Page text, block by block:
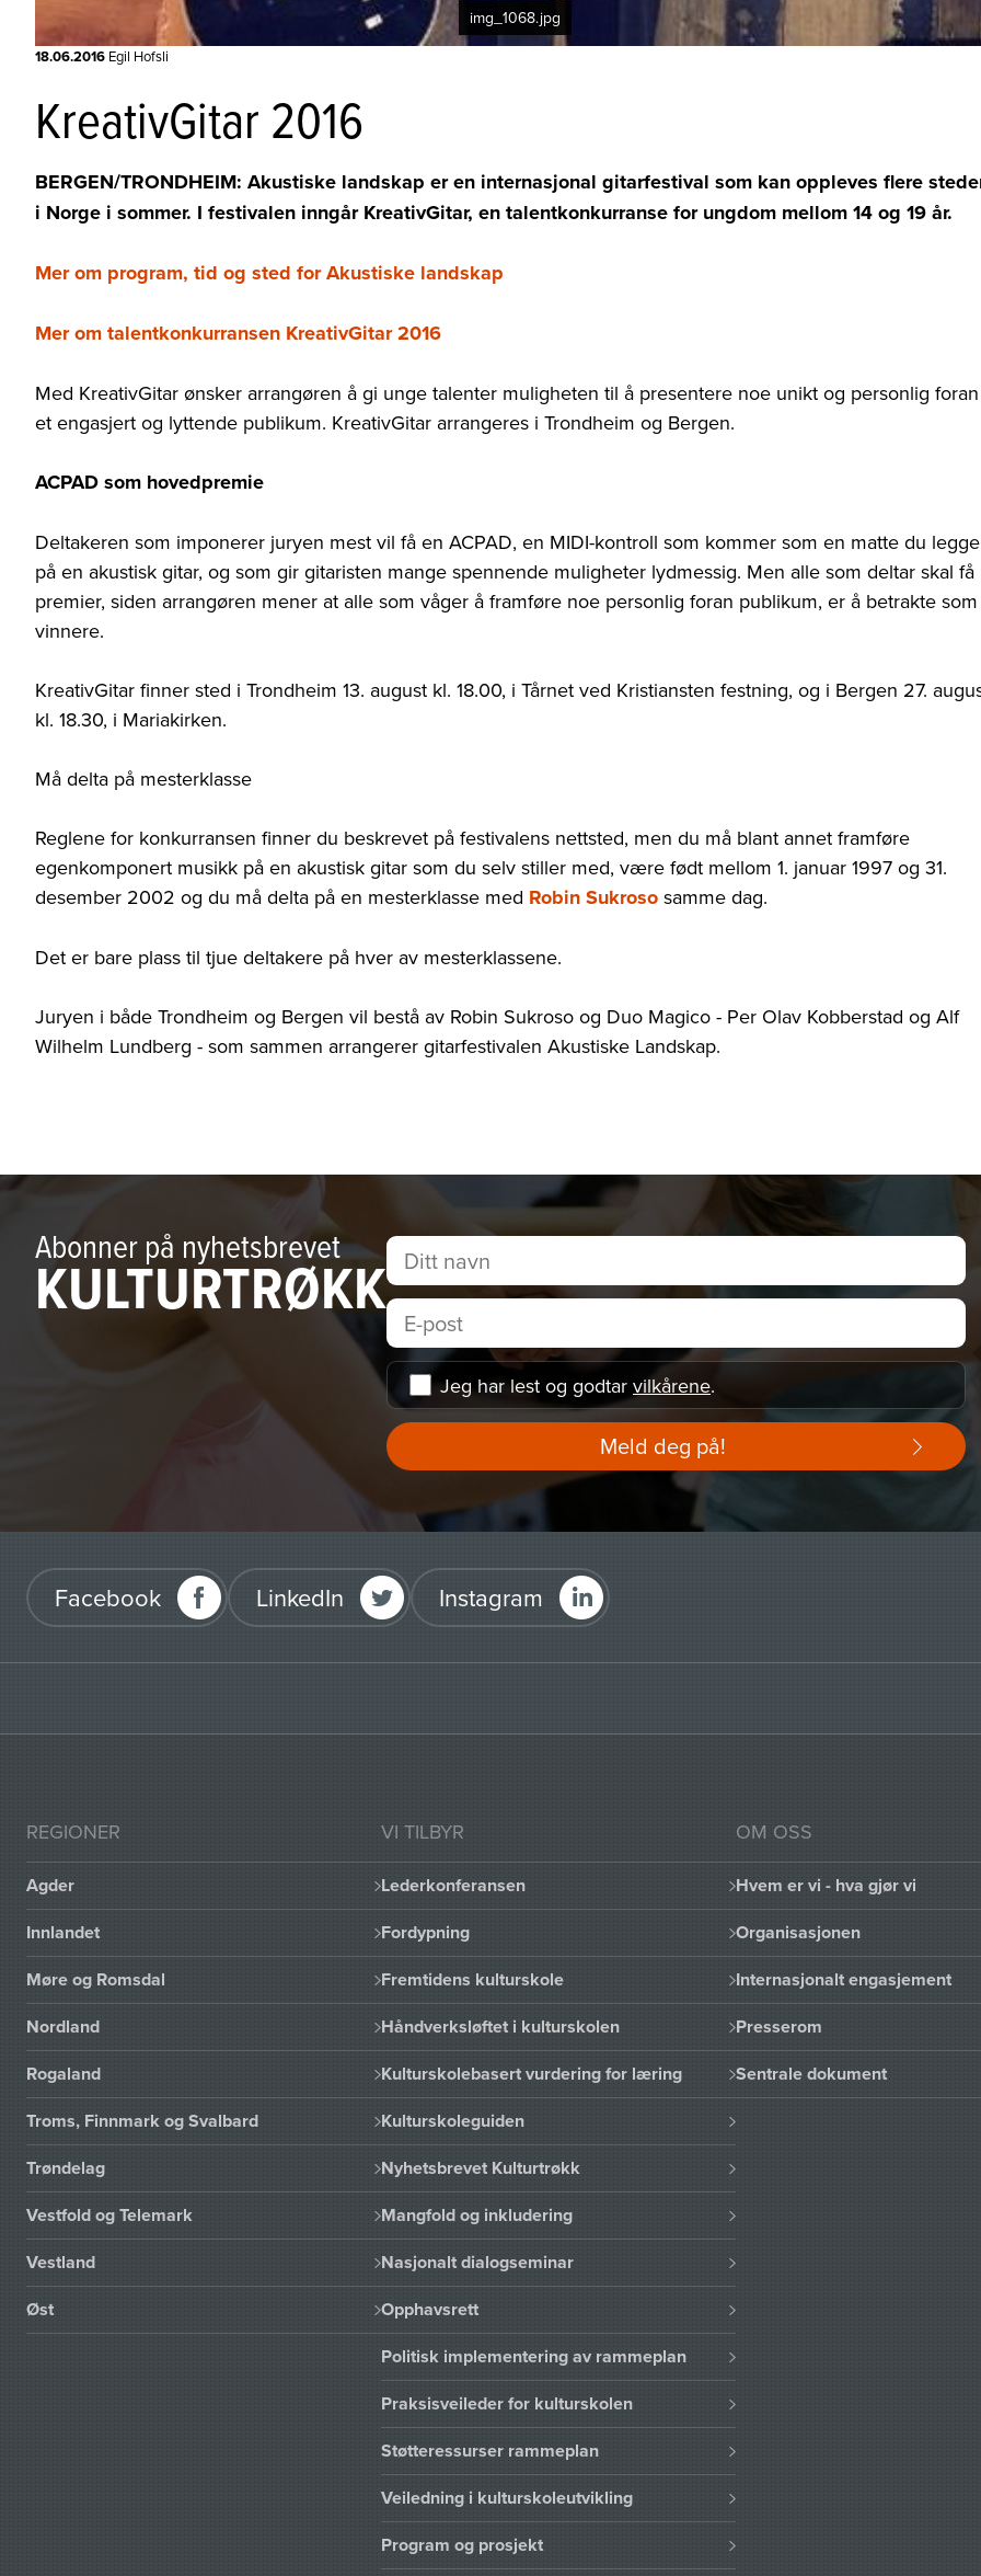
img_1068.jpg
18.06.2016 Egil Hofsli
KreativGitar 2016
BERGEN/TRONDHEIM: Akustiske landskap er en internasjonal gitarfestival som kan oppleves flere
i Norge i sommer. I festivalen inngår KreativGitar, en talentkonkurranse for ungdom mellom 14 og 19 år.
Mer om program, tid og sted for Akustiske landskap
Mer om talentkonkurransen KreativGitar 2016
Med KreativGitar ønsker arrangøren å gi unge talenter muligheten til å presentere noe unikt og personlig foran
et engasjert og lyttende publikum. KreativGitar arrangeres i Trondheim og Bergen.
ACPAD som hovedpremie
Deltakeren som imponerer juryen mest vil få en ACPAD, en MIDI-kontroll som kommer som en matte du
på en akustisk gitar, og som gir gitaristen mange spennende muligheter lydmessig. Men alle som deltar skal få
premier, siden arrangøren mener at alle som våger å framføre noe personlig foran publikum, er å betrakte som
vinnere.
KreativGitar finner sted i Trondheim 13. august kl. 18.00, i Tårnet ved Kristiansten festning, og i Bergen 27.
kl. 18.30, i Mariakirken.
Må delta på mesterklasse
Reglene for konkurransen finner du beskrevet på festivalens nettsted, men du må blant annet framføre
egenkomponert musikk på en akustisk gitar som du selv stiller med, være født mellom 1. januar 1997 og 31.
desember 2002 og du må delta på en mesterklasse med Robin Sukroso samme dag.
Det er bare plass til tjue deltakere på hver av mesterklassene.
Juryen i både Trondheim og Bergen vil bestå av Robin Sukroso og Duo Magico - Per Olav Kobberstad og Alf
Wilhelm Lundberg - som sammen arrangerer gitarfestivalen Akustiske Landskap.
Abonner på nyhetsbrevet
KULTURTRØKK
Jeg har lest og godtar vilkårene.
Meld deg på!
Facebook LinkedIn Instagram
REGIONER
Agder
Innlandet
Møre og Romsdal
Nordland
Rogaland
Troms, Finnmark og Svalbard
Trøndelag
Vestfold og Telemark
Vestland
Øst
VI TILBYR
Lederkonferansen
Fordypning
Fremtidens kulturskole
Håndverksløftet i kulturskolen
Kulturskolebasert vurdering for læring
Kulturskoleguiden
Nyhetsbrevet Kulturtrøkk
Mangfold og inkludering
Nasjonalt dialogseminar
Opphavsrett
Politisk implementering av rammeplan
Praksisveileder for kulturskolen
Støtteressurser rammeplan
Veiledning i kulturskoleutvikling
Program og prosjekt
OM OSS
Hvem er vi - hva gjør vi
Organisasjonen
Internasjonalt engasjement
Presserom
Sentrale dokument